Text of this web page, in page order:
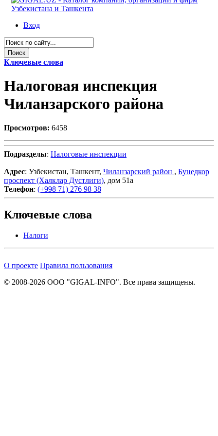
Вход
Ключевые слова
Налоговая инспекция
Чиланзарского района
Просмотров: 6458
Подразделы: Налоговые инспекции
Адрес: Узбекистан, Ташкент, Чиланзарский район , Бунедкор
проспект (Халклар Дустлиги), дом 51а
Телефон: (+998 71) 276 98 38
Ключевые слова
Налоги
О проекте Правила пользования
© 2008-2026 ООО "GIGAL-INFO". Все права защищены.